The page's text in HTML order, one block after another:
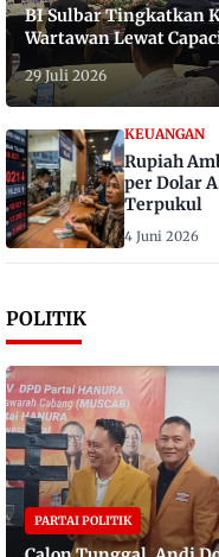
BI Sulbar Tingkatkan
Wartawan Lewat
2026
29 Juli 2026
KEUANGAN
Rupiah
per Dolar
Terpukul
4 Juni 2026
POLITIK
PARTAI POLITIK